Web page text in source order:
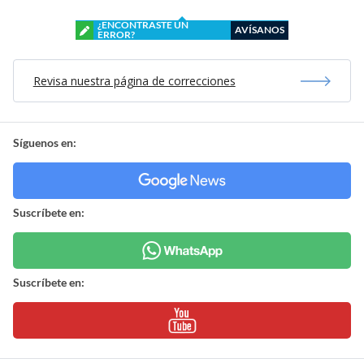
¿ENCONTRASTE UN
ERROR?
AVÍSANOS
Revisa nuestra página de correcciones
Síguenos en:
Suscríbete en:
Suscríbete en: